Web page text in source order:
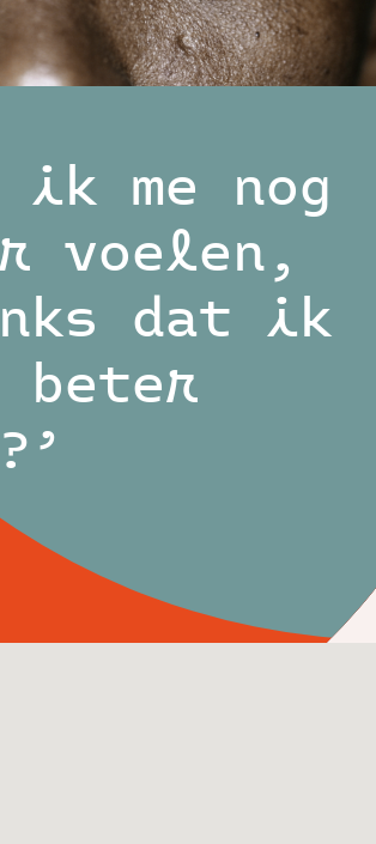
ik me nog
voelen,
dat ik
beter